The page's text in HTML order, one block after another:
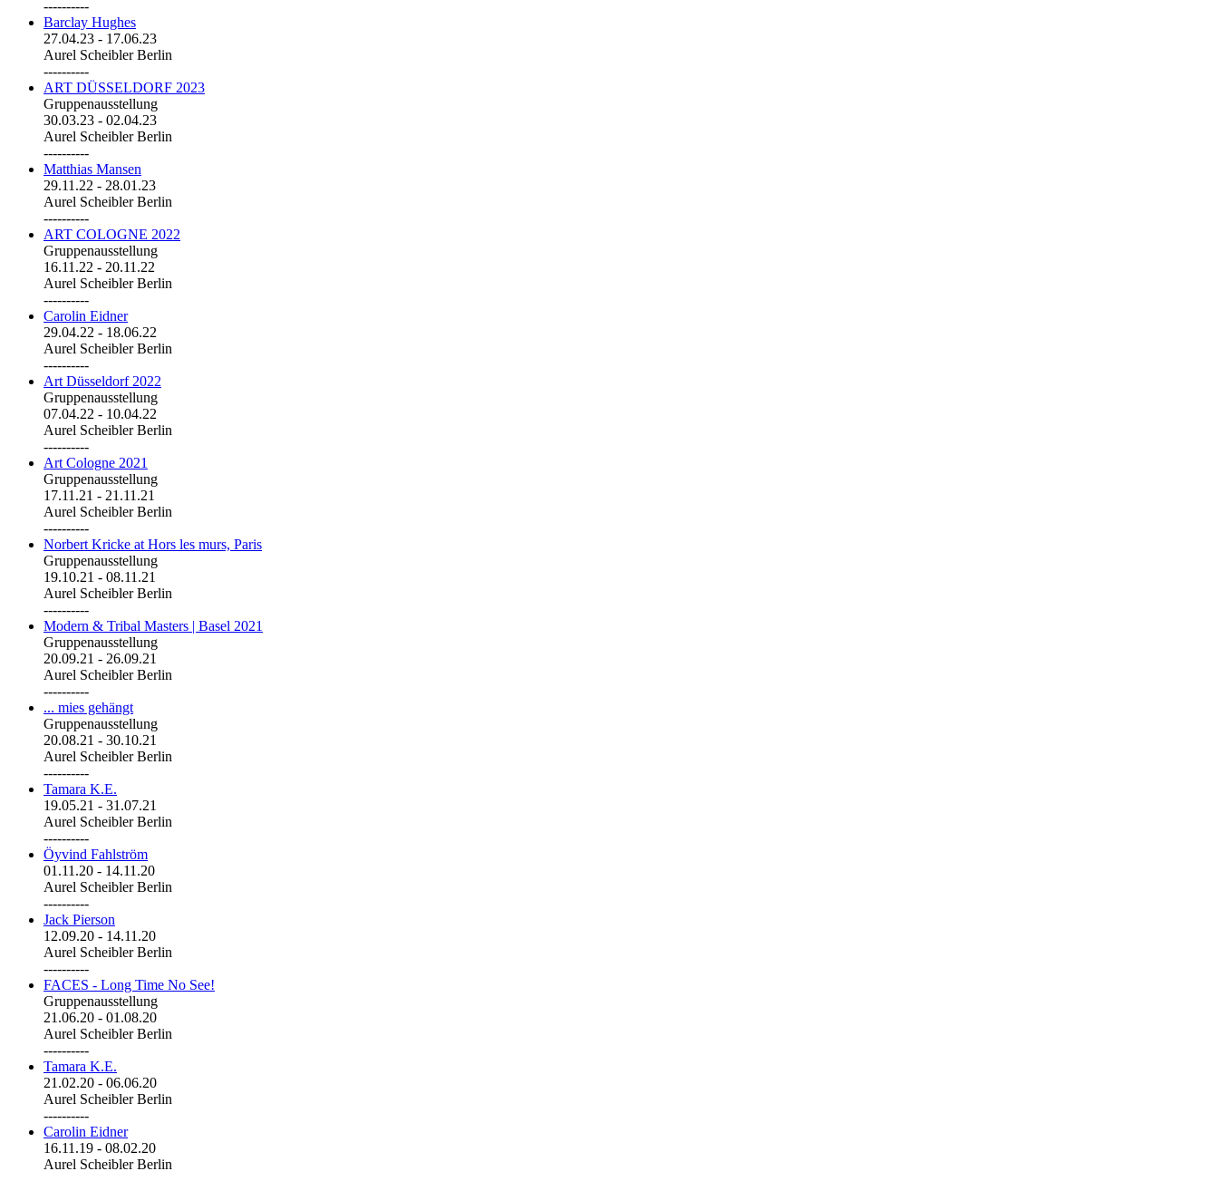
----------
Barclay Hughes
27.04.23 - 17.06.23
Aurel Scheibler Berlin
----------
ART DÜSSELDORF 2023
Gruppenausstellung
30.03.23 - 02.04.23
Aurel Scheibler Berlin
----------
Matthias Mansen
29.11.22 - 28.01.23
Aurel Scheibler Berlin
----------
ART COLOGNE 2022
Gruppenausstellung
16.11.22 - 20.11.22
Aurel Scheibler Berlin
----------
Carolin Eidner
29.04.22 - 18.06.22
Aurel Scheibler Berlin
----------
Art Düsseldorf 2022
Gruppenausstellung
07.04.22 - 10.04.22
Aurel Scheibler Berlin
----------
Art Cologne 2021
Gruppenausstellung
17.11.21 - 21.11.21
Aurel Scheibler Berlin
----------
Norbert Kricke at Hors les murs, Paris
Gruppenausstellung
19.10.21 - 08.11.21
Aurel Scheibler Berlin
----------
Modern & Tribal Masters | Basel 2021
Gruppenausstellung
20.09.21 - 26.09.21
Aurel Scheibler Berlin
----------
... mies gehängt
Gruppenausstellung
20.08.21 - 30.10.21
Aurel Scheibler Berlin
----------
Tamara K.E.
19.05.21 - 31.07.21
Aurel Scheibler Berlin
----------
Öyvind Fahlström
01.11.20 - 14.11.20
Aurel Scheibler Berlin
----------
Jack Pierson
12.09.20 - 14.11.20
Aurel Scheibler Berlin
----------
FACES - Long Time No See!
Gruppenausstellung
21.06.20 - 01.08.20
Aurel Scheibler Berlin
----------
Tamara K.E.
21.02.20 - 06.06.20
Aurel Scheibler Berlin
----------
Carolin Eidner
16.11.19 - 08.02.20
Aurel Scheibler Berlin